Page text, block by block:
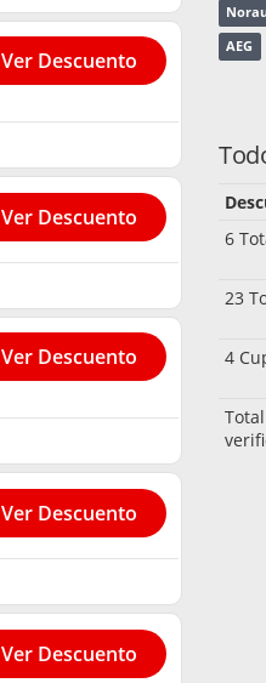
Ver Descuento
Ver Descuento
Ver Descuento
Ver Descuento
Ver Descuento
AEG
6
23
4